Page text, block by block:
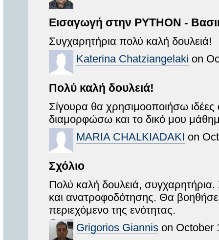
Εισαγωγή στην PYTHON -
Συγχαρητήρια πολύ καλή δουλειά!
Katerina Chatziangelaki on
Πολύ καλή δουλειά!
Σίγουρα θα χρησιμοοποιήσω
διαμορφώσω και το δικό μου
MARIA CHALKIADAKI on
Σχόλιο
Πολύ καλή δουλειά, συγχαρητήρια.
και ανατροφοδότησης. Θα
περιεχόμενο της ενότητας.
Grigorios Giannis on October